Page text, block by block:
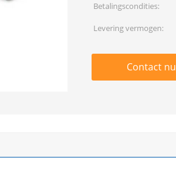
Betalingscondities:
Levering vermogen:
Contact nu